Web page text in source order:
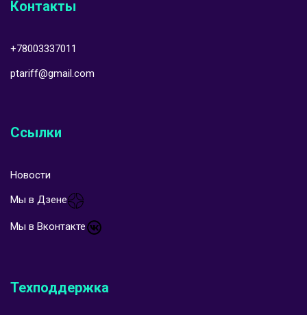
Контакты
+78003337011
ptariff@gmail.com
Ссылки
Новости
Мы в Дзене
Мы в Вконтакте
Техподдержка